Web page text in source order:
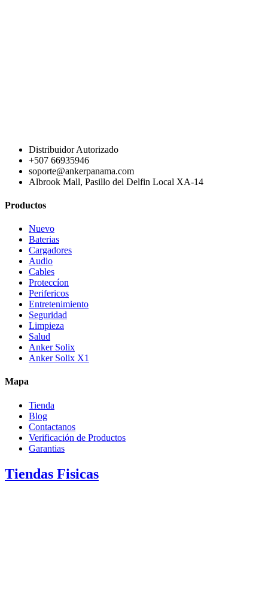
Distribuidor Autorizado
+507 66935946
soporte@ankerpanama.com
Albrook Mall, Pasillo del Delfin Local XA-14
Productos
Nuevo
Baterias
Cargadores
Audio
Cables
Proteccíon
Perifericos
Entretenimiento
Seguridad
Limpieza
Salud
Anker Solix
Anker Solix X1
Mapa
Tienda
Blog
Contactanos
Verificación de Productos
Garantias
Tiendas Fisicas